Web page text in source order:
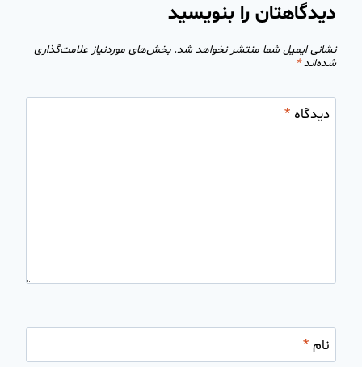
دیدگاهتان را بنویسید
نشانی ایمیل شما منتشر نخواهد شد. بخش‌های موردنیاز علامت‌گذاری
شده‌اند*
دیدگاه*
نام*